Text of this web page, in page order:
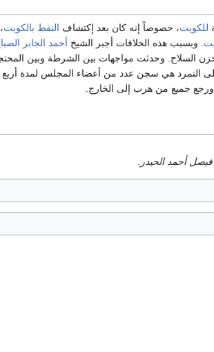
للكويت، خصوصاً إنه كان بعد إكتشاف النفط بالكويت
. وبسبب هذه الخلافات أجبر الشيخ أحمد الجابر
السلاح. وحدثت مواجهات بين الشرطة وبين
التمرد هي سجن عدد من أعضاء المجلس لمدة
جميع من هرب إلى الخارج.
فيصل أحمد الحيدر .